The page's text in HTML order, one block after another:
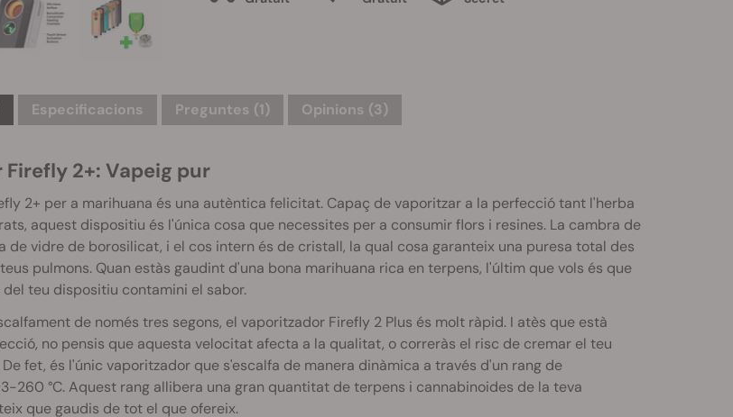
Especificacions Preguntes (1) Opinions (3)
2+: Vapeig pur
2+ per a marihuana és una autèntica felicitat. Capaç de vaporitzar a la perfecció tant l'herba
aquest dispositiu és l'única cosa que necessites per a consumir flors i resines. La cambra de
de vidre de borosilicat, i el cos intern és de cristall, la qual cosa garanteix una puresa total des
pulmons. Quan estàs gaudint d'una bona marihuana rica en terpens, l'últim que vols és que
teu dispositiu contamini el sabor.
de només tres segons, el vaporitzador Firefly 2 Plus és molt ràpid. I atès que està
no pensis que aquesta velocitat afecta a la qualitat, o correràs el risc de cremar el teu
fet, és l'únic vaporitzador que s'escalfa de manera dinàmica a través d'un rang de
260 °C. Aquest rang allibera una gran quantitat de terpens i cannabinoides de la teva
que gaudis de tot el que ofereix.